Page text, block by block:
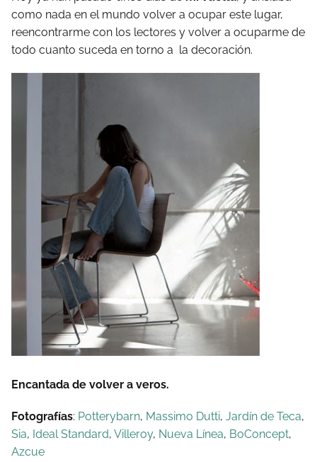
como nada en el mundo volver a ocupar este lugar,
reencontrarme con los lectores y volver a ocuparme de
todo cuanto suceda en torno a la decoración.
Encantada de volver a veros.
Fotografías: Potterybarn, Massimo Dutti, Jardín de Teca,
Sia, Ideal Standard, Villeroy, Nueva Línea, BoConcept,
Azcue